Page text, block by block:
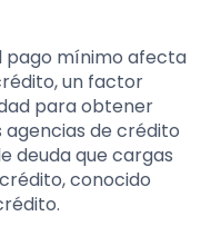
pago mínimo afecta
un factor
para obtener
agencias de crédito
deuda que cargas
conocido